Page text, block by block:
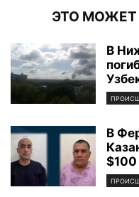
ЭТО МОЖЕТ
В
В
$100